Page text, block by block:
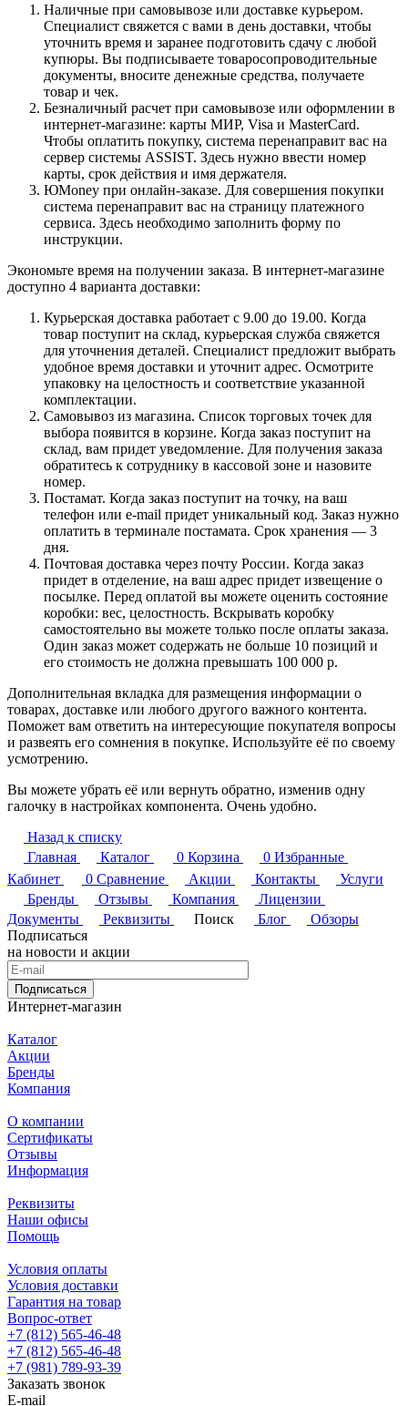
Наличные при самовывозе или доставке курьером.
Специалист свяжется с вами в день доставки, чтобы
уточнить время и заранее подготовить сдачу с любой
купюры. Вы подписываете товаросопроводительные
документы, вносите денежные средства, получаете
товар и чек.
Безналичный расчет при самовывозе или оформлении в
интернет-магазине: карты МИР, Visa и MasterCard.
Чтобы оплатить покупку, система перенаправит вас на
сервер системы ASSIST. Здесь нужно ввести номер
карты, срок действия и имя держателя.
ЮMoney при онлайн-заказе. Для совершения покупки
система перенаправит вас на страницу платежного
сервиса. Здесь необходимо заполнить форму по
инструкции.
Экономьте время на получении заказа. В интернет-магазине
доступно 4 варианта доставки:
Курьерская доставка работает с 9.00 до 19.00. Когда
товар поступит на склад, курьерская служба свяжется
для уточнения деталей. Специалист предложит выбрать
удобное время доставки и уточнит адрес. Осмотрите
упаковку на целостность и соответствие указанной
комплектации.
Самовывоз из магазина. Список торговых точек для
выбора появится в корзине. Когда заказ поступит на
склад, вам придет уведомление. Для получения заказа
обратитесь к сотруднику в кассовой зоне и назовите
номер.
Постамат. Когда заказ поступит на точку, на ваш
телефон или e-mail придет уникальный код. Заказ нужно
оплатить в терминале постамата. Срок хранения — 3
дня.
Почтовая доставка через почту России. Когда заказ
придет в отделение, на ваш адрес придет извещение о
посылке. Перед оплатой вы можете оценить состояние
коробки: вес, целостность. Вскрывать коробку
самостоятельно вы можете только после оплаты заказа.
Один заказ может содержать не больше 10 позиций и
его стоимость не должна превышать 100 000 р.
Дополнительная вкладка для размещения информации о
товарах, доставке или любого другого важного контента.
Поможет вам ответить на интересующие покупателя вопросы
и развеять его сомнения в покупке. Используйте её по своему
усмотрению.
Вы можете убрать её или вернуть обратно, изменив одну
галочку в настройках компонента. Очень удобно.
Назад к списку
Главная
Каталог 0 Корзина 0 Избранные
Кабинет
0 Сравнение Акции Контакты
Услуги
Бренды
Отзывы Компания
Лицензии
Документы
Реквизиты Поиск Блог
Обзоры
Подписаться
на новости и акции
Подписаться
Интернет-магазин
Каталог
Акции
Бренды
Компания
О компании
Сертификаты
Отзывы
Информация
Реквизиты
Наши офисы
Помощь
Условия оплаты
Условия доставки
Гарантия на товар
Вопрос-ответ
+7 (812) 565-46-48
+7 (812) 565-46-48
+7 (981) 789-93-39
Заказать звонок
E-mail